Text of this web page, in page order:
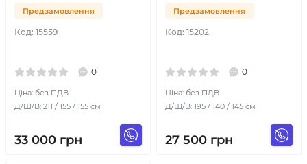
Код: 15559
Предзамовлення
0
Ціна: без ПДВ
Д/Ш/В: 211 / 155 / 155 см
33 000 грн
Код: 15202
Предзамовлення
0
Ціна: без ПДВ
Д/Ш/В: 195 / 140 / 145 см
27 500 грн